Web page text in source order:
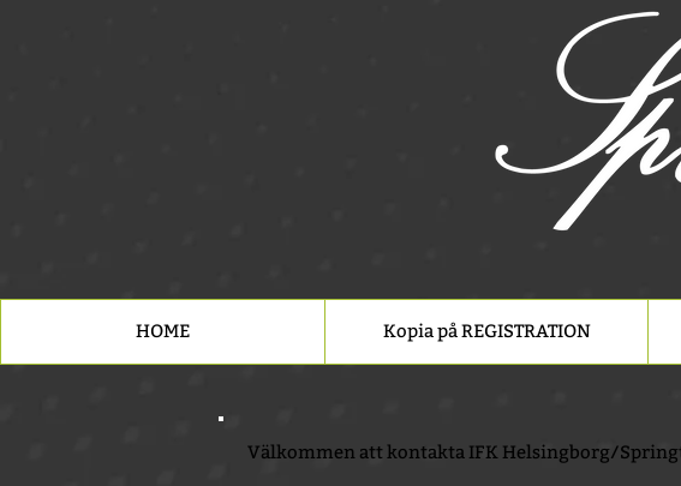
HOME Kopia på REGISTRATION
Välkommen att kontakta IFK Helsingborg/